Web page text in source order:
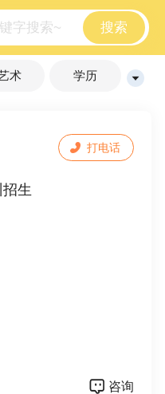
搜索
术 学历
生
试验必备岗位，市
环境为三甲医院办
可上岗。
打电话
咨询